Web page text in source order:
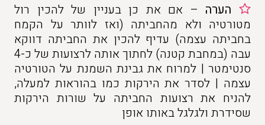
הערה – אם את כן בעניין של להכין רול
מטורטיה ולא מהחביתה (ואז לוותר על הקמח
בחביתה עצמה) עדיף להכין את החביתה דווקא
עבה (במחבת קטנה) לחתוך אותה לרצועות של כ-4
סנטימטר | למרוח את גבינת השמנת על הטורטיה
עצמה | לסדר את הירקות כמו בהוראות למעלה,
להניח את רצועות החביתה על שורות הירקות
שסידרת ולגלגל באותו אופן